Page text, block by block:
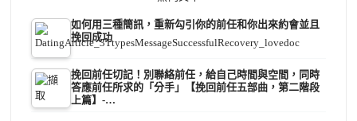
如何用三種簡訊，重新勾引你的前任和你出來約會並且
挽回成功
挽回前任切記！別聯絡前任，給自己時間與空間，同時
答應前任所求的「分手」【挽回前任五部曲，第二階段
上篇】-…